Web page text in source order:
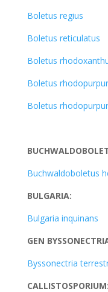
Boletus regius
Boletus reticulatus
Boletus
Boletus
Boletus
Buchwaldoboletus
BULGARIA:
Bulgaria inquinans
GEN
Byssonectria
CALLISTOSPORIUM: